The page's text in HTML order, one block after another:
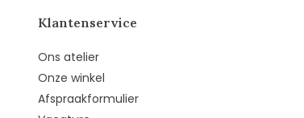
Klantenservice
Ons atelier
Onze winkel
Afspraakformulier